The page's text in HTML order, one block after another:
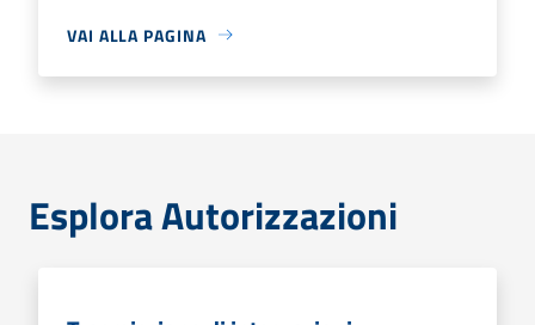
VAI ALLA PAGINA
Esplora Autorizzazioni